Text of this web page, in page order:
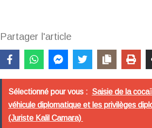
Partager l'article
Sélectionné pour vous : Saisie de la
véhicule diplomatique et les privilèges
(Juriste Kalil Camara)